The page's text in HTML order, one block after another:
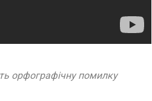
орфографічну помилку